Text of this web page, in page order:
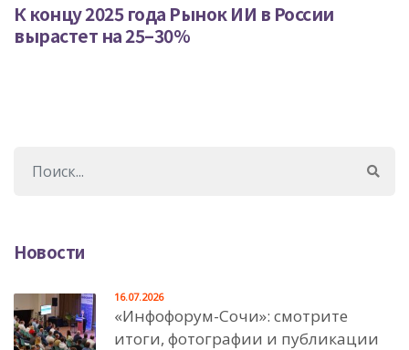
К концу 2025 года Рынок ИИ в России
вырастет на 25–30%
Новости
«Инфофорум-Сочи»: смотрите
итоги, фотографии и публикации
16.07.2026